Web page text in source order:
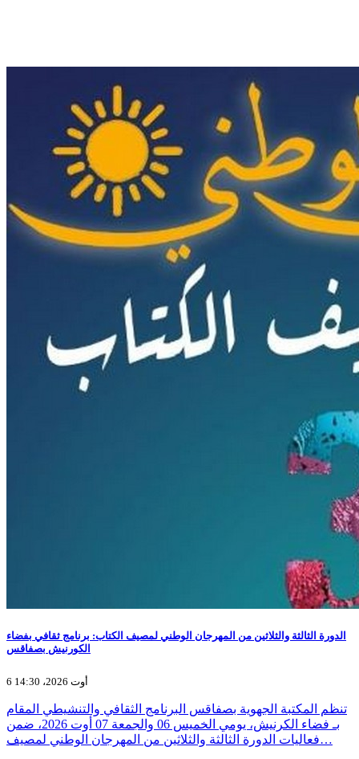
الدورة الثالثة والثلاثين من المهرجان الوطني لمصيف الكتاب: برنامج ثقافي بفضاء
الكورنيش بصفاقس
6 أوت 2026، 14:30
تنظم المكتبة الجهوية بصفاقس البرنامج الثقافي والتنشيطي المقام
بـ فضاء الكرنيش، يومي الخميس 06 والجمعة 07 أوت 2026، ضمن
فعاليات الدورة الثالثة والثلاثين من المهرجان الوطني لمصيف…